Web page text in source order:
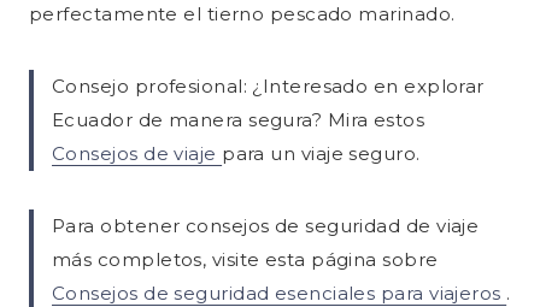
perfectamente el tierno pescado marinado.
Consejo profesional: ¿Interesado en explorar
Ecuador de manera segura? Mira estos
Consejos de viaje para un viaje seguro.
Para obtener consejos de seguridad de viaje
más completos, visite esta página sobre
Consejos de seguridad esenciales para viajeros .